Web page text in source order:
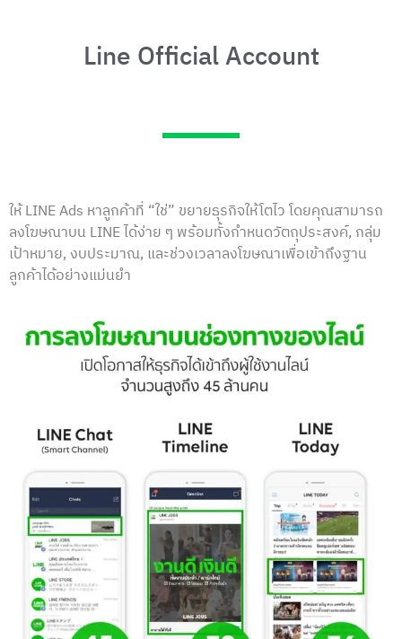
Line Official Account
ให้ LINE Ads หาลูกค้าที่ “ใช่” ขยายธุรกิจให้โตไว โดยคุณสามารถ
ลงโฆษณาบน LINE ได้ง่าย ๆ พร้อมทั้งกําหนดวัตถุประสงค์, กลุ่ม
เป้าหมาย, งบประมาณ, และช่วงเวลาลงโฆษณาเพื่อเข้าถึงฐาน
ลูกค้าได้อย่างแม่นยํา